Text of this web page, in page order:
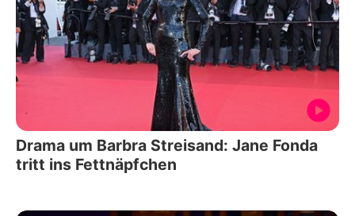
Drama um Barbra Streisand: Jane Fonda
tritt ins Fettnäpfchen